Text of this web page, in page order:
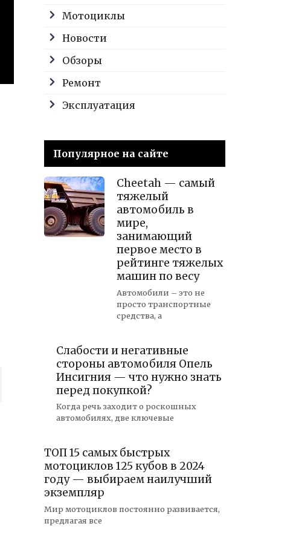
Мотоциклы
Новости
Обзоры
Ремонт
Эксплуатация
Популярное на сайте
Cheetah — самый
тяжелый
автомобиль в
мире,
занимающий
первое место в
рейтинге тяжелых
машин по весу
Автомобили – это не
просто транспортные
средства, а
Слабости и негативные
стороны автомобиля Опель
Инсигния — что нужно знать
перед покупкой?
Когда речь заходит о роскошных
автомобилях, две ключевые
ТОП 15 самых быстрых
мотоциклов 125 кубов в 2024
году — выбираем наилучший
экземпляр
Мир мотоциклов постоянно развивается,
предлагая все